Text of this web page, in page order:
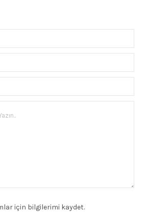
için bilgilerimi kaydet.